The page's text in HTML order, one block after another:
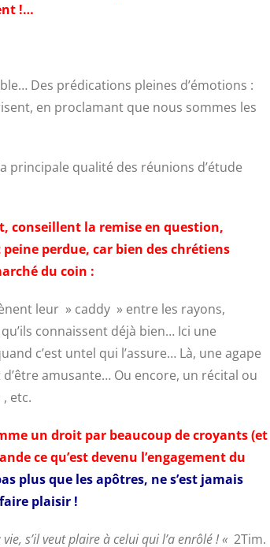
!…
Des prédications pleines d’émotions :
en proclamant que nous sommes les
principale qualité des réunions d’étude
conseillent la remise en question,
peine perdue, car bien des chrétiens
du coin :
leur » caddy » entre les rayons,
connaissent déjà bien… Ici une
c’est untel qui l’assure… Là, une agape
amusante… Ou encore, un récital ou
etc.
un droit par beaucoup de croyants (et
ce qu’est devenu l’engagement du
plus que les apôtres, ne s’est jamais
plaisir !
s’il veut plaire à celui qui l’a enrôlé ! « 2Tim.